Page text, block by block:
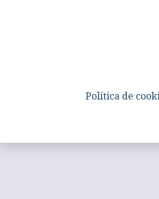
Política de